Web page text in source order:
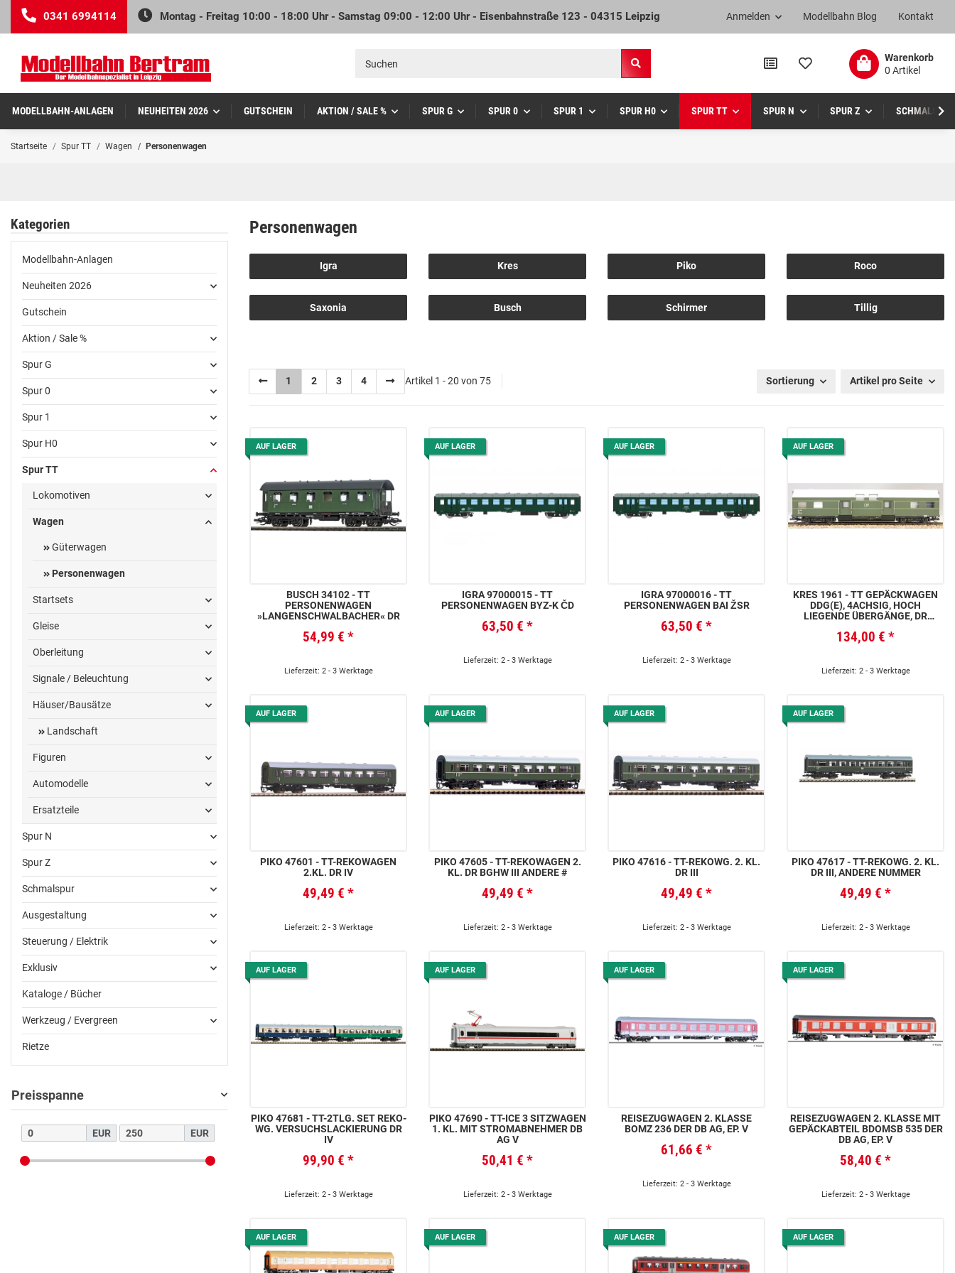
0341 6994114 Montag - Freitag 10:00 - 18:00 Uhr - Samstag 09:00 - 12:00 Uhr - Eisenbahnstraße 123 - 04315 Leipzig Kontakt
Modellbahn Blog
Anmelden
Warenkorb
0 Artikel
MODELLBAHN-ANLAGEN NEUHEITEN 2026 GUTSCHEIN AKTION / SALE % SPUR G SPUR 0 SPUR 1 SPUR H0 SPUR TT SPUR N SPUR Z SCHMALSPUR
Startseite Spur TT Wagen Personenwagen
Personenwagen
Igra Kres Piko Roco
Saxonia Busch Schirmer Tillig
Sortierung Artikel pro Seite
Artikel 1 - 20 von 75
1 2 3 4
AUF LAGER
BUSCH 34102 - TT
PERSONENWAGEN
»LANGENSCHWALBACHER« DR
54,99 € *
Lieferzeit: 2 - 3 Werktage
AUF LAGER
IGRA 97000015 - TT
PERSONENWAGEN BYZ-K ČD
63,50 € *
Lieferzeit: 2 - 3 Werktage
AUF LAGER
IGRA 97000016 - TT
PERSONENWAGEN BAI ŽSR
63,50 € *
Lieferzeit: 2 - 3 Werktage
AUF LAGER
KRES 1961 - TT GEPÄCKWAGEN
DDG(E), 4ACHSIG, HOCH
LIEGENDE ÜBERGÄNGE, DR
134,00 € *
Lieferzeit: 2 - 3 Werktage
AUF LAGER
PIKO 47601 - TT-REKOWAGEN
2.KL. DR IV
49,49 € *
Lieferzeit: 2 - 3 Werktage
AUF LAGER
PIKO 47605 - TT-REKOWAGEN 2.
KL. DR BGHW III ANDERE #
49,49 € *
Lieferzeit: 2 - 3 Werktage
AUF LAGER
PIKO 47616 - TT-REKOWG. 2. KL.
DR III
49,49 € *
Lieferzeit: 2 - 3 Werktage
AUF LAGER
PIKO 47617 - TT-REKOWG. 2. KL.
DR III, ANDERE NUMMER
49,49 € *
Lieferzeit: 2 - 3 Werktage
AUF LAGER
PIKO 47681 - TT-2TLG. SET REKO-
WG. VERSUCHSLACKIERUNG DR
IV
99,90 € *
Lieferzeit: 2 - 3 Werktage
AUF LAGER
PIKO 47690 - TT-ICE 3 SITZWAGEN
1. KL. MIT STROMABNEHMER DB
AG V
50,41 € *
Lieferzeit: 2 - 3 Werktage
AUF LAGER
REISEZUGWAGEN 2. KLASSE
BOMZ 236 DER DB AG, EP. V
61,66 € *
Lieferzeit: 2 - 3 Werktage
AUF LAGER
REISEZUGWAGEN 2. KLASSE MIT
GEPÄCKABTEIL BDOMSB 535 DER
DB AG, EP. V
58,40 € *
Lieferzeit: 2 - 3 Werktage
AUF LAGER AUF LAGER AUF LAGER AUF LAGER
Kategorien
Modellbahn-Anlagen
Neuheiten 2026
Gutschein
Aktion / Sale %
Spur G
Spur 0
Spur 1
Spur H0
Spur TT
Lokomotiven
Wagen
Güterwagen
Personenwagen
Startsets
Gleise
Oberleitung
Signale / Beleuchtung
Häuser/Bausätze
Landschaft
Figuren
Automodelle
Ersatzteile
Spur N
Spur Z
Schmalspur
Ausgestaltung
Steuerung / Elektrik
Exklusiv
Kataloge / Bücher
Werkzeug / Evergreen
Rietze
Preisspanne
EUR EUR